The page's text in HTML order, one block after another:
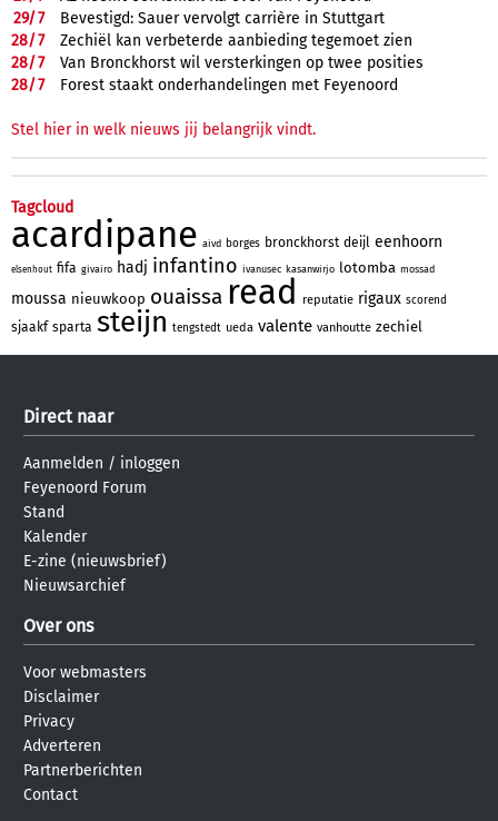
29/7
Bevestigd: Sauer vervolgt carrière in Stuttgart
28/7
Zechiël kan verbeterde aanbieding tegemoet zien
28/7
Van Bronckhorst wil versterkingen op twee posities
28/7 Forest staakt onderhandelingen met Feyenoord
Stel hier in welk nieuws jij belangrijk vindt.
Tagcloud
acardipane aivd borges bronckhorst deijl eenhoorn
elsenhout fifa givairo hadj infantino ivanusec kasanwirjo lotomba mossad
moussa nieuwkoop ouaissa read reputatie rigaux scorend
sjaakf sparta steijn tengstedt ueda valente vanhoutte zechiel
Direct naar
Aanmelden / inloggen
Feyenoord Forum
Stand
Kalender
E-zine (nieuwsbrief)
Nieuwsarchief
Over ons
Voor webmasters
Disclaimer
Privacy
Adverteren
Partnerberichten
Contact